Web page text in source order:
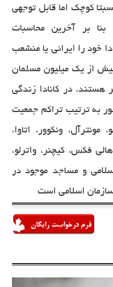
نسبتا کوچک اما قابل توجهی
بر آخرین محاسبات
نفر در کانادا خود را ایرانی یا منشعب
بیش از یک میلیون مسلمان
هستند، در کانادا زندگی
به ترتیب تراکم جمعیت
ونکوور، اتاوا،
فکس، کیچنر، واترلو،
و مساجد موجود در
اسلامی است